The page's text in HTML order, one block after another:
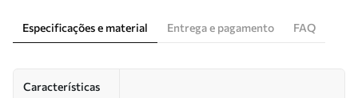
Especificações e material Entrega e pagamento FAQ
Características